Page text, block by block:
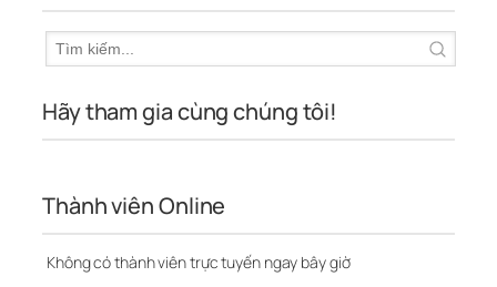
Hãy tham gia cùng chúng tôi!
Thành viên Online
Không có thành viên trực tuyến ngay bây giờ